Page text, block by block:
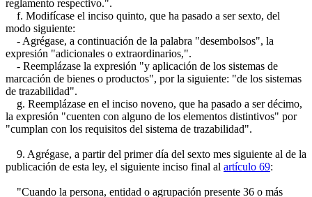
reglamento respectivo.".
f. Modifícase el inciso quinto, que ha pasado a ser sexto, del
modo siguiente:
- Agrégase, a continuación de la palabra "desembolsos", la
expresión "adicionales o extraordinarios,".
- Reemplázase la expresión "y aplicación de los sistemas de
marcación de bienes o productos", por la siguiente: "de los sistemas
de trazabilidad".
g. Reemplázase en el inciso noveno, que ha pasado a ser décimo,
la expresión "cuenten con alguno de los elementos distintivos" por
"cumplan con los requisitos del sistema de trazabilidad".
9. Agrégase, a partir del primer día del sexto mes siguiente al de la
publicación de esta ley, el siguiente inciso final al artículo 69:
"Cuando la persona, entidad o agrupación presente 36 o más